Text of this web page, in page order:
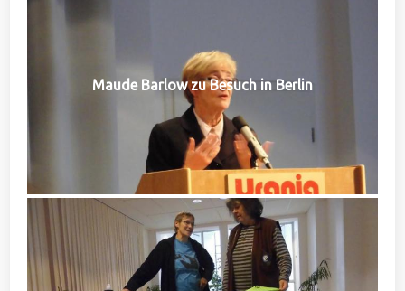
Maude Barlow zu Besuch in Berlin